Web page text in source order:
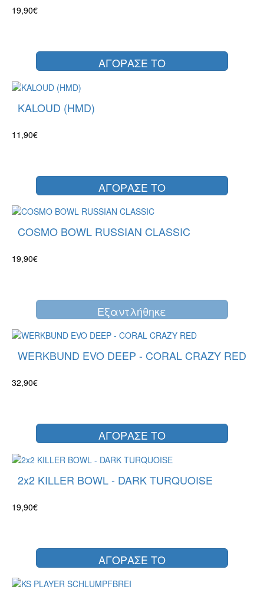
19,90€
ΑΓΟΡΑΣΕ ΤΟ
KALOUD (HMD)
11,90€
ΑΓΟΡΑΣΕ ΤΟ
COSMO BOWL RUSSIAN CLASSIC
19,90€
Eξαντλήθηκε
WERKBUND EVO DEEP - CORAL CRAZY RED
32,90€
ΑΓΟΡΑΣΕ ΤΟ
2x2 KILLER BOWL - DARK TURQUOISE
19,90€
ΑΓΟΡΑΣΕ ΤΟ